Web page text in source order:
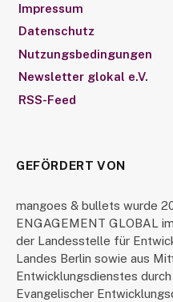
Impressum
Datenschutz
Nutzungsbedingungen
Newsletter glokal e.V.
RSS-Feed
GEFÖRDERT VON
mangoes & bullets wurde
ENGAGEMENT GLOBAL
der Landesstelle für
Landes Berlin sowie aus
Entwicklungsdienstes
Evangelischer